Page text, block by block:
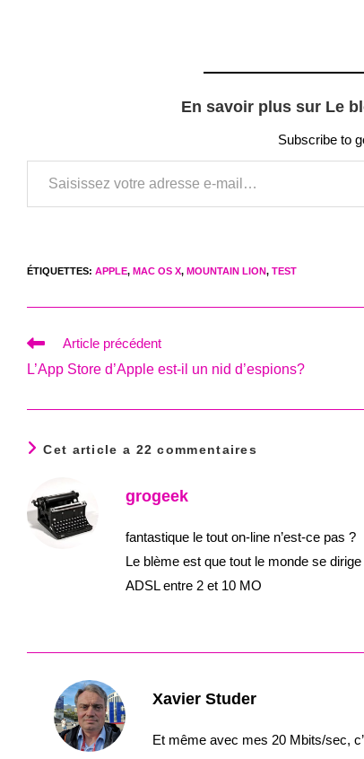
En savoir plus sur Le
Subscribe to
Saisissez votre adresse e-mail…
ÉTIQUETTES: APPLE, MAC OS X, MOUNTAIN LION, TEST
Read
articles
Article précédent
L’App Store d’Apple est-il un nid d’espions?
Cet article a 22 commentaires
grogeek
fantastique le tout on-line n’est-ce pas ?
Le blème est que tout le monde se
ADSL entre 2 et 10 MO
Xavier Studer
Et même avec mes 20 Mbits/sec,